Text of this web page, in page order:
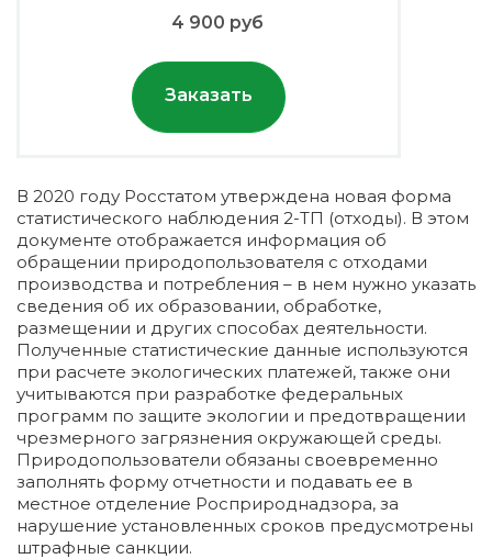
4 900 руб
Заказать
В 2020 году Росстатом утверждена новая форма
статистического наблюдения 2-ТП (отходы). В этом
документе отображается информация об
обращении природопользователя с отходами
производства и потребления – в нем нужно указать
сведения об их образовании, обработке,
размещении и других способах деятельности.
Полученные статистические данные используются
при расчете экологических платежей, также они
учитываются при разработке федеральных
программ по защите экологии и предотвращении
чрезмерного загрязнения окружающей среды.
Природопользователи обязаны своевременно
заполнять форму отчетности и подавать ее в
местное отделение Росприроднадзора, за
нарушение установленных сроков предусмотрены
штрафные санкции.